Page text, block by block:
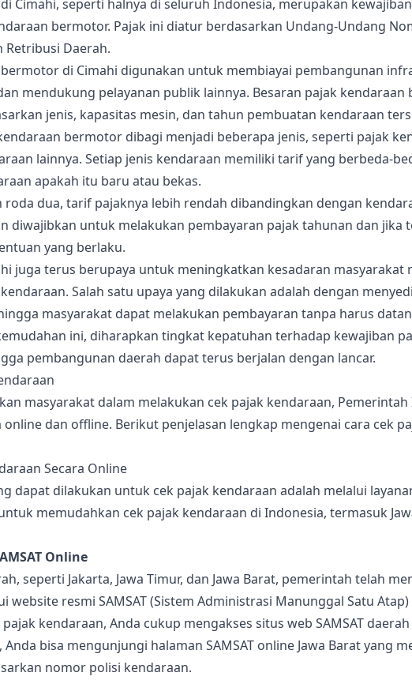
Cimahi, seperti halnya di seluruh Indonesia, merupakan
bermotor. Pajak ini diatur berdasarkan Undang-Undang
Retribusi Daerah.
di Cimahi digunakan untuk membiayai pembangunan
mendukung pelayanan publik lainnya. Besaran pajak
jenis, kapasitas mesin, dan tahun pembuatan kendaraan
bermotor dibagi menjadi beberapa jenis, seperti pajak
lainnya. Setiap jenis kendaraan memiliki tarif yang berbeda-
apakah itu baru atau bekas.
roda dua, tarif pajaknya lebih rendah dibandingkan dengan
diwajibkan untuk melakukan pembayaran pajak tahunan dan jika
yang berlaku.
juga terus berupaya untuk meningkatkan kesadaran masyarakat
Salah satu upaya yang dilakukan adalah dengan
masyarakat dapat melakukan pembayaran tanpa harus
ini, diharapkan tingkat kepatuhan terhadap kewajiban
pembangunan daerah dapat terus berjalan dengan lancar.
masyarakat dalam melakukan cek pajak kendaraan,
online dan offline. Berikut penjelasan lengkap mengenai cara cek
Secara Online
dapat dilakukan untuk cek pajak kendaraan adalah melalui
memudahkan cek pajak kendaraan di Indonesia, termasuk
Online
seperti Jakarta, Jawa Timur, dan Jawa Barat, pemerintah telah
website resmi SAMSAT (Sistem Administrasi Manunggal Satu
kendaraan, Anda cukup mengakses situs web SAMSAT
Anda bisa mengunjungi halaman SAMSAT online Jawa Barat yang
nomor polisi kendaraan.